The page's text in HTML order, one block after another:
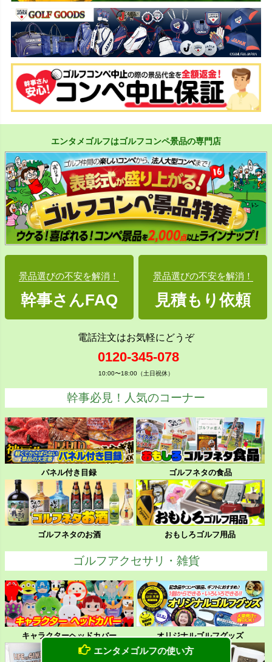
エンタメゴルフはゴルフコンペ景品の専門店
景品選びの不安を解消！
幹事さんFAQ
景品選びの不安を解消！
見積もり依頼
電話注文はお気軽にどうぞ
0120-345-078
10:00〜18:00（土日祝休）
幹事必見！人気のコーナー
パネル付き目録 ゴルフネタの食品
ゴルフネタのお酒 おもしろゴルフ用品
ゴルフアクセサリ・雑貨
キャラクターヘッドカバー オリジナルゴルフグッズ
エンタメゴルフの使い方